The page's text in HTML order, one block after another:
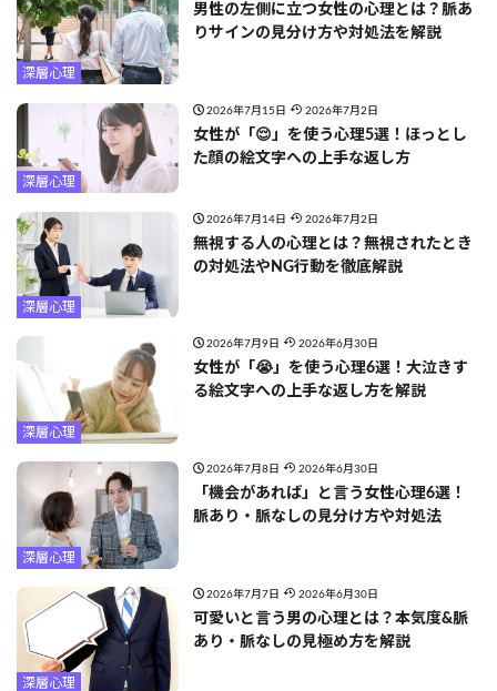
深層心理
男性の左側に立つ女性の心理とは？脈あ
りサインの見分け方や対処法を解説
深層心理
2026年7月15日 2026年7月2日
女性が「😌」を使う心理5選！ほっとし
た顔の絵文字への上手な返し方
深層心理
2026年7月14日 2026年7月2日
無視する人の心理とは？無視されたとき
の対処法やNG行動を徹底解説
深層心理
2026年7月9日 2026年6月30日
女性が「😭」を使う心理6選！大泣きす
る絵文字への上手な返し方を解説
深層心理
2026年7月8日 2026年6月30日
「機会があれば」と言う女性心理6選！
脈あり・脈なしの見分け方や対処法
深層心理
2026年7月7日 2026年6月30日
可愛いと言う男の心理とは？本気度&脈
あり・脈なしの見極め方を解説